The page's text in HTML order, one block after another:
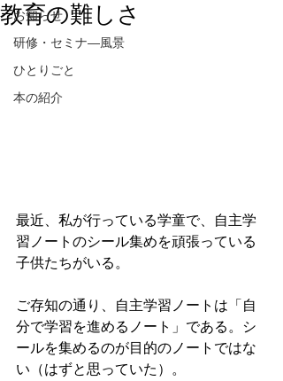
お知らせ
研修・セミナ―風景
ひとりごと
本の紹介
教育の難しさ
最近、私が行っている学童で、自主学
習ノートのシール集めを頑張っている
子供たちがいる。
ご存知の通り、自主学習ノートは「自
分で学習を進めるノート」である。シ
ールを集めるのが目的のノートではな
い（はずと思っていた）。